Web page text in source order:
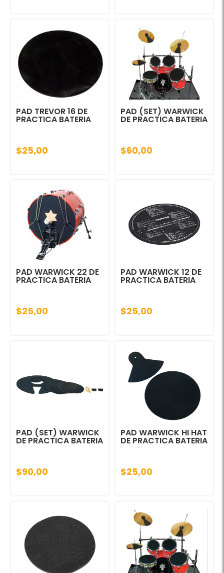
PAD TREVOR 16 DE
PRACTICA BATERIA
$25,00
PAD (SET) WARWICK
DE PRACTICA BATERIA
$60,00
PAD WARWICK 22 DE
PRACTICA BATERIA
$25,00
PAD WARWICK 12 DE
PRACTICA BATERIA
$25,00
PAD (SET) WARWICK
DE PRACTICA BATERIA
$90,00
PAD WARWICK HI HAT
DE PRACTICA BATERIA
$25,00